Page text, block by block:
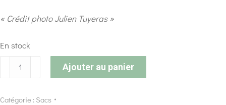
« Crédit photo Julien Tuyeras »
En stock
Ajouter au panier
Catégorie : Sacs